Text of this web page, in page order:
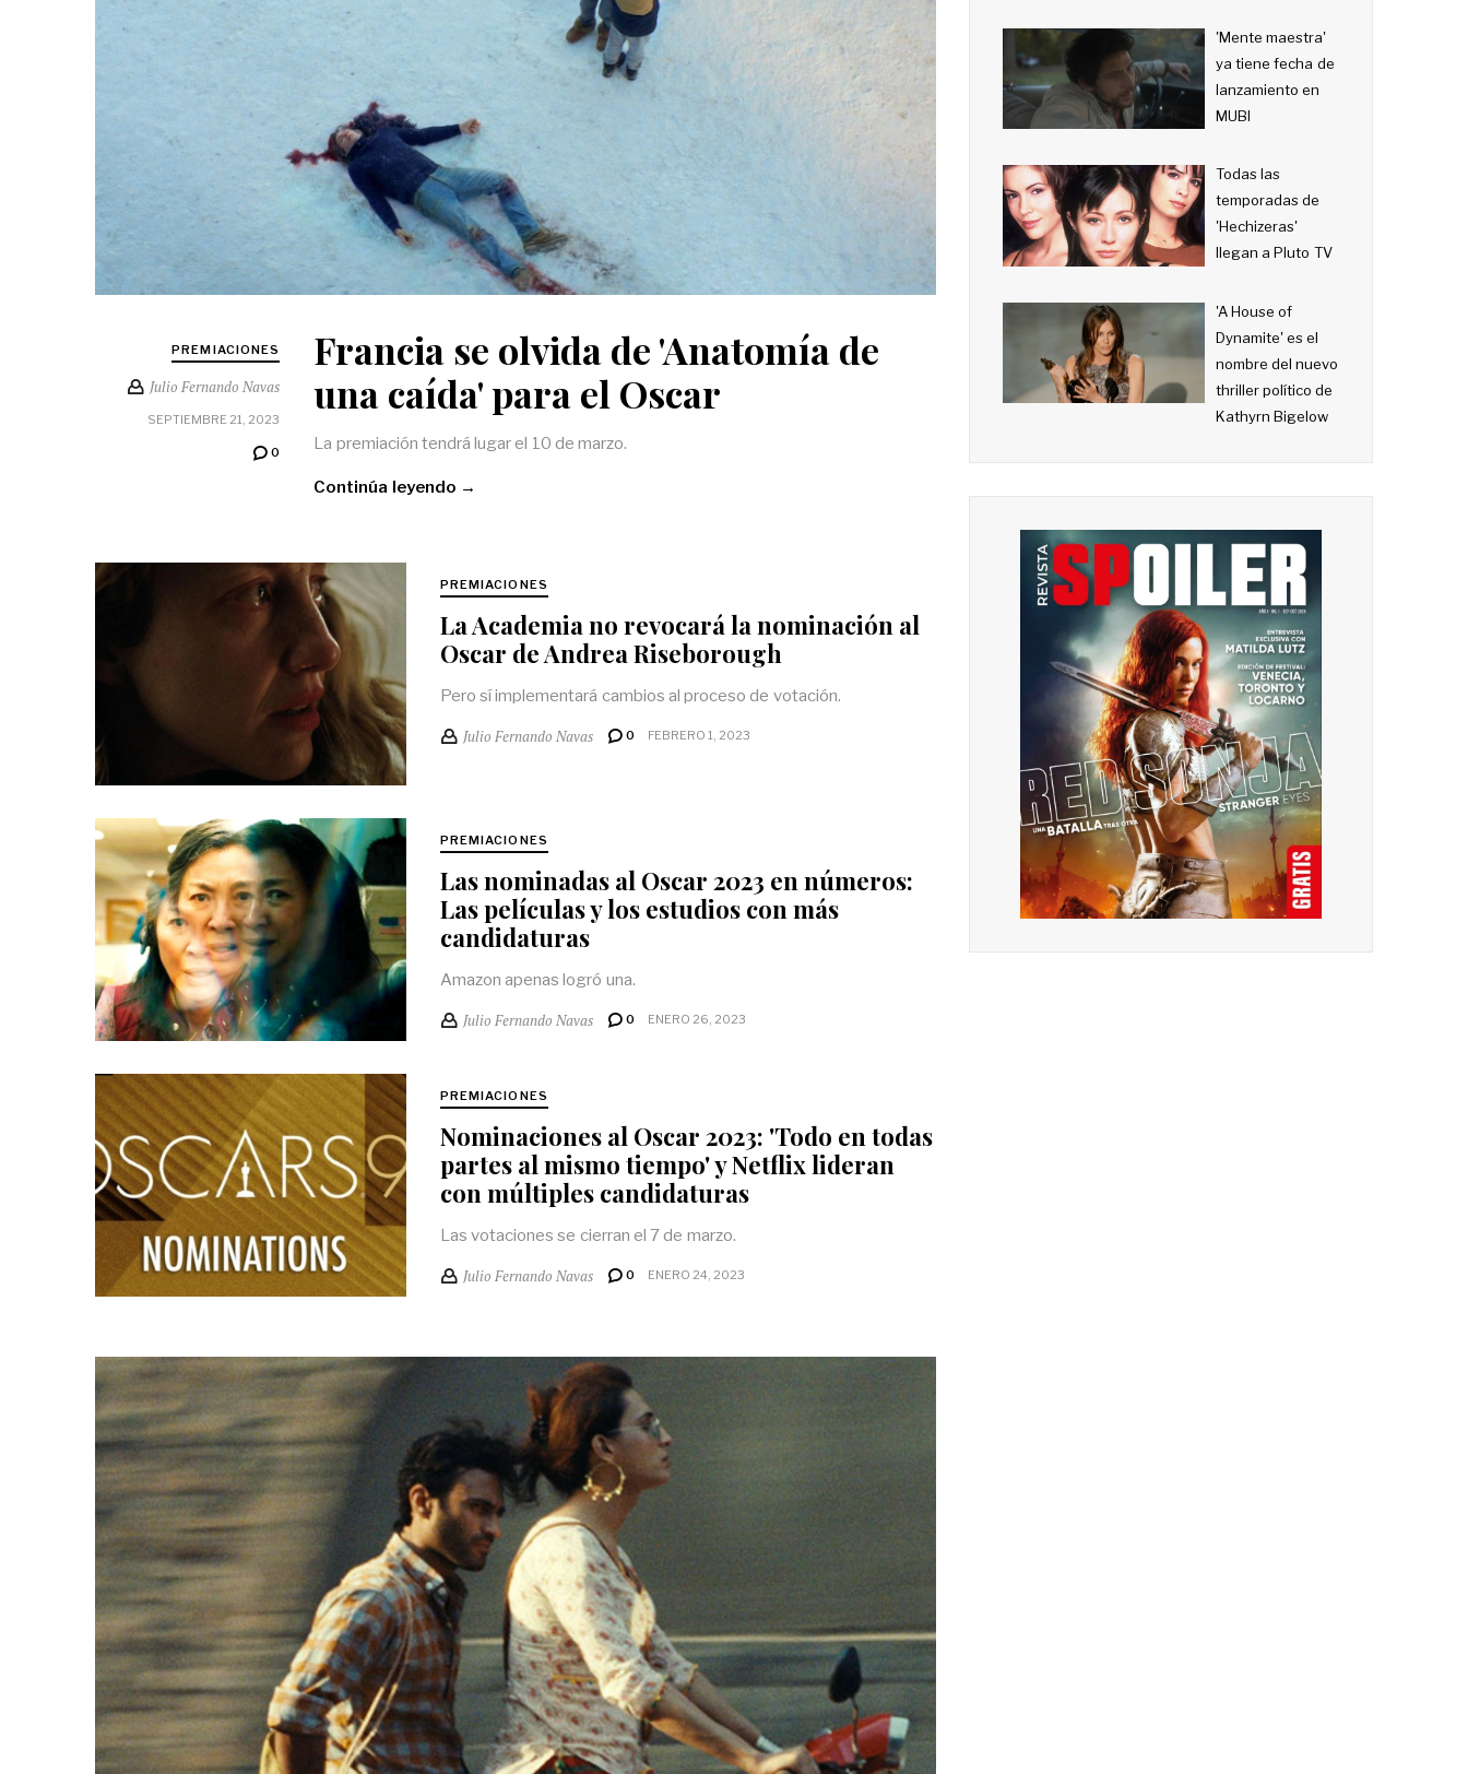
PREMIACIONES
Julio Fernando Navas
SEPTIEMBRE 21, 2023
0
Francia se olvida de 'Anatomía de
una caída' para el Oscar
La premiación tendrá lugar el 10 de marzo.
Continúa leyendo →
PREMIACIONES
La Academia no revocará la nominación al
Oscar de Andrea Riseborough
Pero sí implementará cambios al proceso de votación.
Julio Fernando Navas 0 FEBRERO 1, 2023
PREMIACIONES
Las nominadas al Oscar 2023 en números:
Las películas y los estudios con más
candidaturas
Amazon apenas logró una.
Julio Fernando Navas 0 ENERO 26, 2023
PREMIACIONES
Nominaciones al Oscar 2023: 'Todo en todas
partes al mismo tiempo' y Netflix lideran
con múltiples candidaturas
Las votaciones se cierran el 7 de marzo.
Julio Fernando Navas 0 ENERO 24, 2023
'Mente maestra'
ya tiene fecha de
lanzamiento en
MUBI
Todas las
temporadas de
'Hechizeras'
llegan a Pluto TV
'A House of
Dynamite' es el
nombre del nuevo
thriller político de
Kathyrn Bigelow